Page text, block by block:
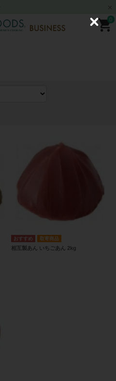
0
取寄商品
相互製あん いちごあん 2kg
C